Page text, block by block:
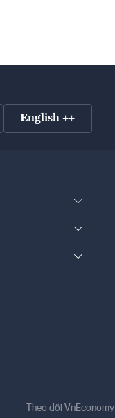
English ++
Theo dõi VnEconomy